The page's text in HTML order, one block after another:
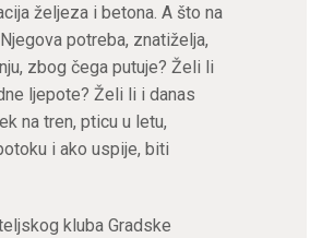
željeza i betona. A što na
potreba, znatiželja,
zbog čega putuje? Želi li
ljepote? Želi li i danas
na tren, pticu u letu,
i ako uspije, biti
kluba Gradske